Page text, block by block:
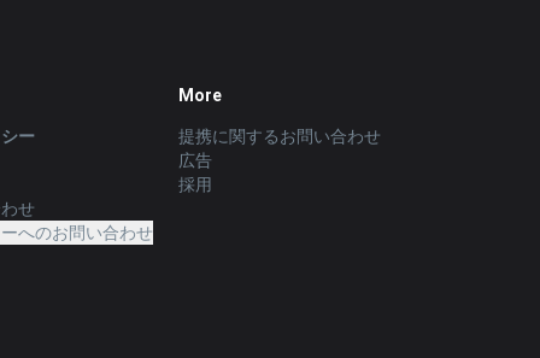
ー
せ
へのお問い合わせ
More
提携に関するお問い合わせ
広告
採用